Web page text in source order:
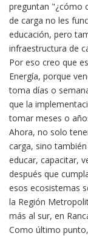
preguntan "¿cómo
de carga no les
educación, pero
infraestructura de
Por eso creo que
Energía, porque
toma días o
que la
tomar meses o
Ahora, no solo
carga, sino
educar, capacitar,
después que
esos ecosistemas
la Región
más al sur, en
Como último